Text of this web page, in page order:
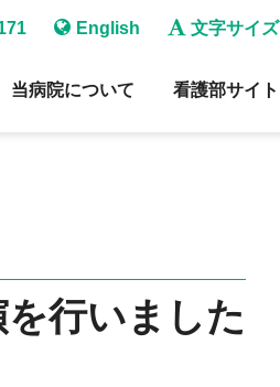
English 文字サイズ
当病院について 看護部サイト
行いました